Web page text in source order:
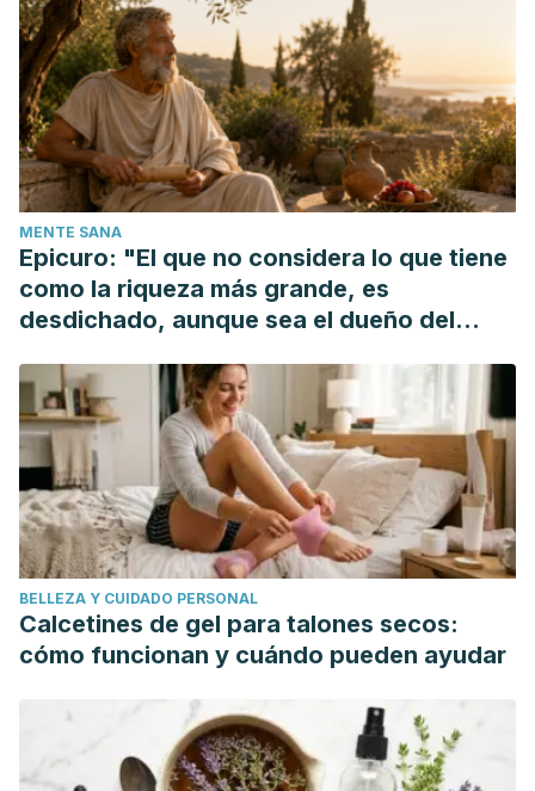
MENTE SANA
Epicuro: "El que no considera lo que tiene
como la riqueza más grande, es
desdichado, aunque sea el dueño del
BELLEZA Y CUIDADO PERSONAL
Calcetines de gel para talones secos:
cómo funcionan y cuándo pueden ayudar